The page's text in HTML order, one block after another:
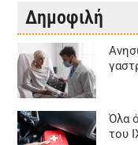
Δημοφιλή
Όλα
του